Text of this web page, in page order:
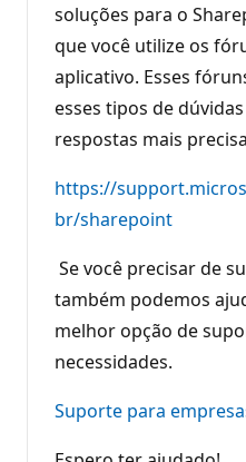
soluções para o
que você utilize os
aplicativo. Esses
esses tipos de
respostas mais
https://
br/sharepoint
Se você precisar de
também podemos
melhor opção de
necessidades.
Suporte para